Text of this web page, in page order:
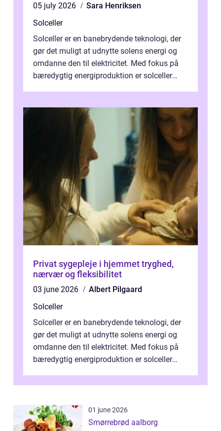
05 july 2026
Sara Henriksen
Solceller
Solceller er en banebrydende teknologi, der
gør det muligt at udnytte solens energi og
omdanne den til elektricitet. Med fokus på
bæredygtig energiproduktion er solceller
Privat sygepleje i hjemmet tryghed,
nærvær og fleksibilitet
03 june 2026
Albert Pilgaard
Solceller
Solceller er en banebrydende teknologi, der
gør det muligt at udnytte solens energi og
omdanne den til elektricitet. Med fokus på
bæredygtig energiproduktion er solceller
01 june 2026
Smørrebrød aalborg